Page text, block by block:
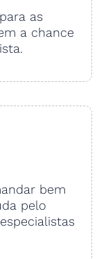
as
a chance
bem
pelo